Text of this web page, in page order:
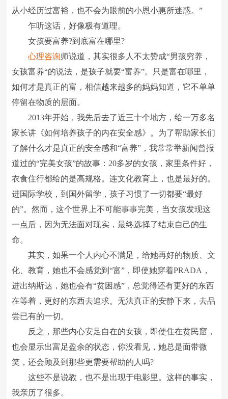
从小经历过富裕，也不会为眼前的小恩小惠所迷惑。”
乍听这话，好像极有道理。
女孩要富养?到底富在哪里?
心理咨询师说道，其实很多人不太赞成“男孩穷养，
女孩富养“的说法，是孩子就要“富养”。只是富在哪里，
如何才是真正的富，相信越来越多的妈妈知道，它不单单
停留在物质的层面。
2013年开始，我先后去了近三十个地方，给一万多名
家长讲《如何培养孩子的内在安全感》。为了帮助家长们
了解什么才是真正的安全感和“富养”，我常常举新闻曾报
道过的“完美女孩”的故事：20多岁的女孩，家里条件好，
衣食住行都给的是高规格。连文化教育上，也是最好的。
进国际学校，到国外留学，孩子习惯了一切都要“最好
的”。然而，这个世界上不可能事事完美，当女孩发现这
一点后，因为无法面对现实，最终选择了结束自己的生
命。
其实，如果一个人内心不满足，给她再好的物质、文
化、教育，她也不会感觉到“富”，即使她穿着PRADA，
进出纳斯达，她也会有“贫困感”，总觉得还有更好的东西
在等着，更好的东西去追求。无法真正的安静下来，去品
尝已有的一切。
反之，那些内心安足自在的女孩，即使住在贫民窟，
也会显示出富足盈余的状态，你没看见，她总是面带微
笑，还会顾及到那些更需要帮助的人吗?
这些不是说教，也不是出现于电影里。这样的事实，
我亲历了很多。